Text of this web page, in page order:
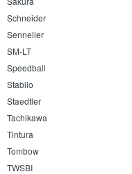
Schneider
Sennelier
SM-LT
Speedball
Stabilo
Staedtler
Tachikawa
Tintura
Tombow
TWSBI